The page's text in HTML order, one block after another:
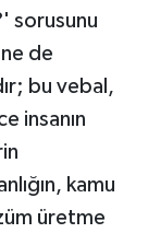
sorusunu
de
bu vebal,
insanın
kamu
üretme